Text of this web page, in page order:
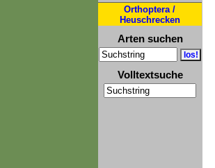
Orthoptera /
Heuschrecken
Arten suchen
Volltextsuche